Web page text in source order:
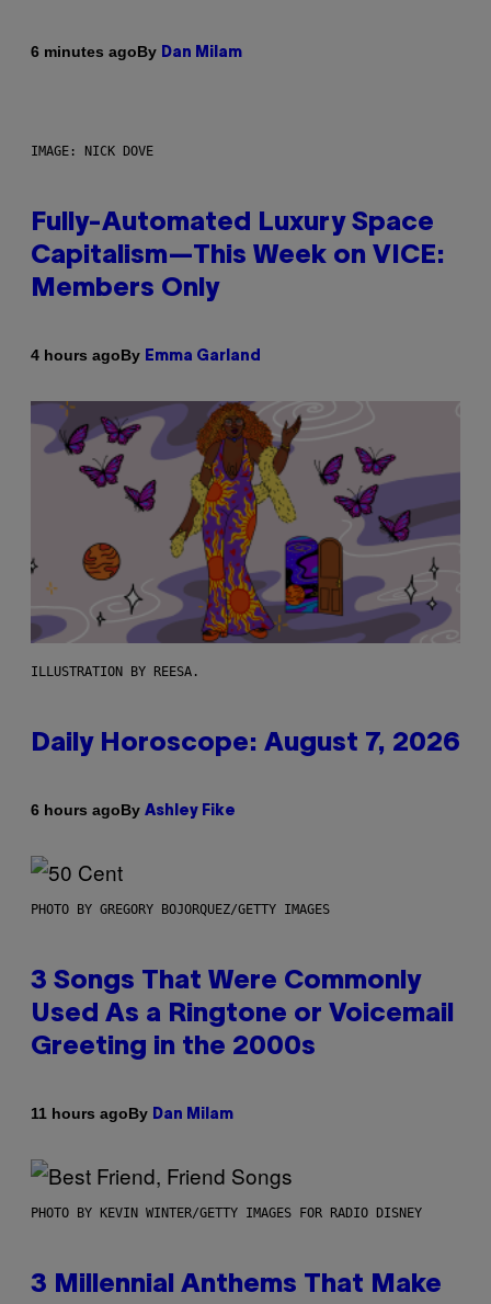
6 minutes agoBy Dan Milam
IMAGE: NICK DOVE
Fully-Automated Luxury Space
Capitalism—This Week on VICE:
Members Only
4 hours agoBy Emma Garland
ILLUSTRATION BY REESA.
Daily Horoscope: August 7, 2026
6 hours agoBy Ashley Fike
PHOTO BY GREGORY BOJORQUEZ/GETTY IMAGES
3 Songs That Were Commonly
Used As a Ringtone or Voicemail
Greeting in the 2000s
11 hours agoBy Dan Milam
PHOTO BY KEVIN WINTER/GETTY IMAGES FOR RADIO DISNEY
3 Millennial Anthems That Make